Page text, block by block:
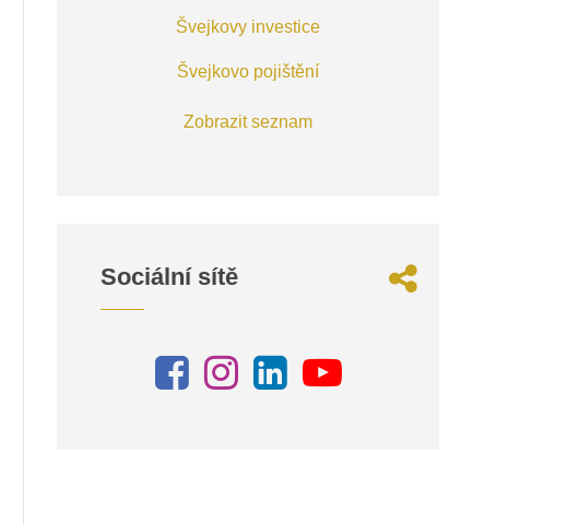
Švejkovy investice
Švejkovo pojištění
Zobrazit seznam
Sociální sítě